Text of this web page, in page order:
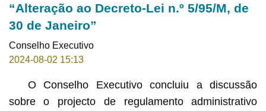
“Alteração ao Decreto-Lei n.º 5/95/M, de
30 de Janeiro”
Conselho Executivo
2024-08-02 15:13
O Conselho Executivo concluiu a discussão
sobre o projecto de regulamento administrativo